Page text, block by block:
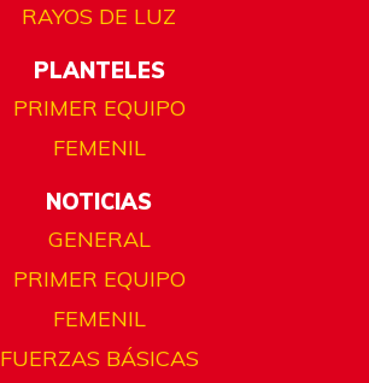
RAYOS DE LUZ
PLANTELES
PRIMER EQUIPO
FEMENIL
NOTICIAS
GENERAL
PRIMER EQUIPO
FEMENIL
FUERZAS BÁSICAS